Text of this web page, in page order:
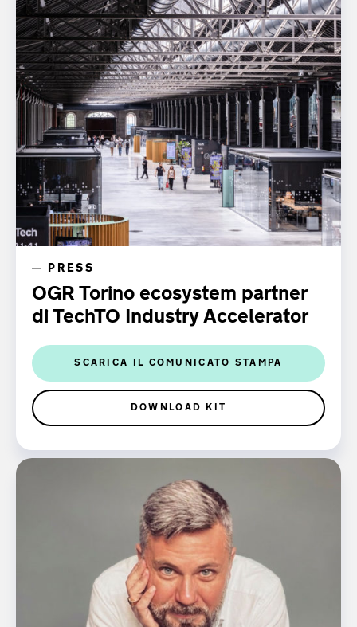
PRESS
OGR Torino ecosystem partner
di TechTO Industry Accelerator
SCARICA IL COMUNICATO STAMPA
DOWNLOAD KIT